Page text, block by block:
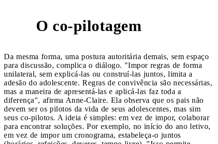
O co-pilotagem
Da mesma forma, uma postura autoritária demais, sem espaço
para discussão, complica o diálogo. "Impor regras de forma
unilateral, sem explicá-las ou construí-las juntos, limita a
adesão do adolescente. Regras de convivência são necessárias,
mas a maneira de apresentá-las e aplicá-las faz toda a
diferença", afirma Anne-Claire. Ela observa que os pais não
devem ser os pilotos da vida de seus adolescentes, mas sim
seus co-pilotos. A ideia é simples: em vez de impor, colaborar
para encontrar soluções. Por exemplo, no início do ano letivo,
em vez de impor um cronograma, estabeleça-o juntos